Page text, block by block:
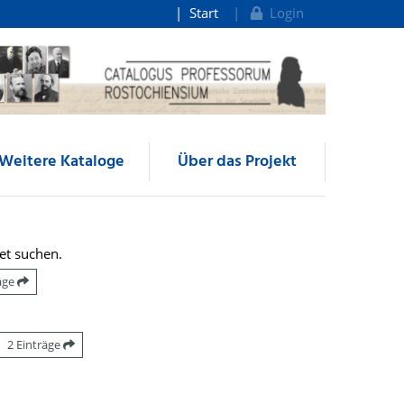
Start Login
Kataloge Über das Projekt
suchen.
2 Einträge